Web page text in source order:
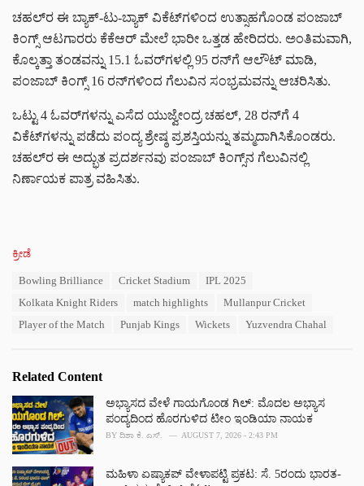
ಚಹಲ್‌ರ ಈ ಬ್ಯಾಕ್-ಟು-ಬ್ಯಾಕ್ ವಿಕೆಟ್‌ಗಳಿಂದ ಉತ್ಸಾಹಗೊಂಡ ಪಂಜಾಬ್
ಕಿಂಗ್ಸ್ ಆಟಗಾರರು ಕೆಕೆಆರ್ ಮೇಲೆ ಭಾರೀ ಒತ್ತಡ ಹೇರಿದರು. ಅಂತಿಮವಾಗಿ,
ಕೊಲ್ಕತ್ತಾ ತಂಡವನ್ನು 15.1 ಓವರ್‌ಗಳಲ್ಲಿ 95 ರನ್‌ಗೆ ಆಲೌಟ್ ಮಾಡಿ,
ಪಂಜಾಬ್ ಕಿಂಗ್ಸ್ 16 ರನ್‌ಗಳಿಂದ ಗೆಲುವಿನ ಸಂಭ್ರಮವನ್ನು ಆಚರಿಸಿತು.
ಒಟ್ಟು 4 ಓವರ್‌ಗಳನ್ನು ಎಸೆದ ಯುಜ್ವೇಂದ್ರ ಚಹಲ್, 28 ರನ್‌ಗೆ 4
ವಿಕೆಟ್‌ಗಳನ್ನು ಪಡೆದು ಪಂದ್ಯ ಶ್ರೇಷ್ಠ ಪ್ರಶಸ್ತಿಯನ್ನು ತಮ್ಮದಾಗಿಸಿಕೊಂಡರು.
ಚಹಲ್‌ರ ಈ ಅದ್ಭುತ ಪ್ರದರ್ಶನವು ಪಂಜಾಬ್ ಕಿಂಗ್ಸ್‌ನ ಗೆಲುವಿನಲ್ಲಿ
ನಿರ್ಣಾಯಕ ಪಾತ್ರ ವಹಿಸಿತು.
C
e
s
:
ಕ್ರೀಡೆ
Bowling Brilliance Cricket Stadium
IPL 2025
Kolkata Knight Riders
match highlights
Mullanpur Cricket
Player of the Match
Punjab Kings Wickets Yuzvendra Chahal
Related Content
ಅಭ್ಯಾಸದ ವೇಳೆ ಗಾಯಗೊಂಡ ಗಿಲ್: ಮೊದಲ ಅಭ್ಯಾಸ
ಪಂದ್ಯದಿಂದ ಹೊರಗುಳಿದ ಟೀಂ ಇಂಡಿಯಾ ನಾಯಕ
BY ದಿಶಾ ಕೆ. ಎಸ್. AUGUST 7, 2026 - 2:43 PM
ಮಹಿಳಾ ಏಷ್ಯಾಕಪ್ ವೇಳಾಪಟ್ಟಿ ಪ್ರಕಟ: ಸೆ. 5ರಂದು ಭಾರತ-